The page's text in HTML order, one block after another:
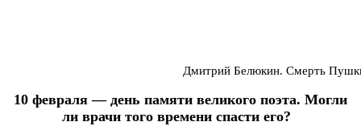
Дмитрий Белюкин. Смерть
10 февраля — день памяти великого поэта. Могли
ли врачи того времени спасти его?